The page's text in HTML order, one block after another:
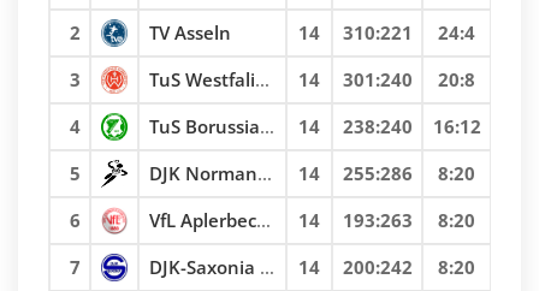
2
TV Asseln 14 310:221
24:4
3
TuS Westfalia Hombruch 2 14 301:240
20:8
4
TuS Borussia Höchsten 14 238:240
16:12
5
DJK Normannia Dortmund 14 255:286
8:20
6
VfL Aplerbeckermark 2 14 193:263
8:20
7
DJK-Saxonia Dortmund 2 14 200:242
8:20